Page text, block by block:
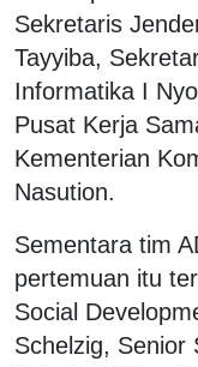
Sekretaris
Tayyiba,
Informatika I
Pusat Kerja
Kementerian
Nasution.
Sementara tim
pertemuan itu
Social
Schelzig, Senior